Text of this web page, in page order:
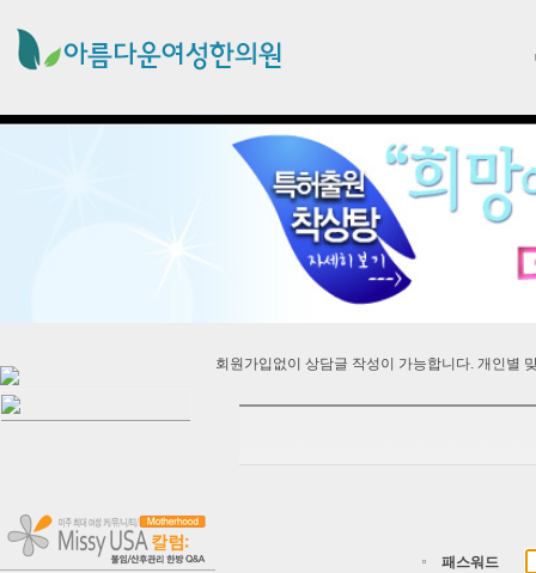
회원가입없이 상담글 작성이 가능합니다. 개인별
패스워드